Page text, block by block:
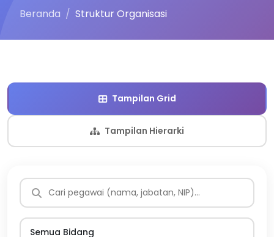
Beranda Struktur Organisasi
Tampilan Grid
Tampilan Hierarki